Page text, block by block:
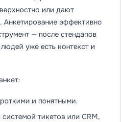
или дают
Анкетирование эффективно
— после стендапов
уже есть контекст и
и понятными.
тикетов или CRM,